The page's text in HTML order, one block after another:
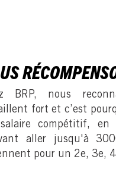
BRP, nous
fort et c’est
compétitif, en
aller jusqu'à
pour un 2e, 3e,